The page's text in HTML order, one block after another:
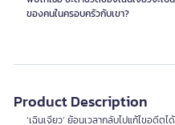
ของคนในครอบครัวกับเขา?
Product Description
‘เฉินเจียว‘ ย้อนเวลากลับไปแก้ไขอดี